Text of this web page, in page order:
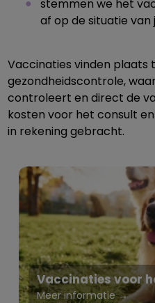
stemmen we het
af op de situatie van
Vaccinaties vinden plaats
gezondheidscontrole,
controleert en direct de
kosten voor het consult
in rekening gebracht.
Vaccinaties voor
Meer informatie →